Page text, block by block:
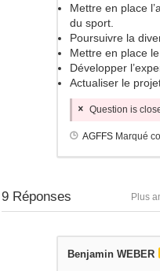
Mettre en place
du sport.
Poursuivre la
Mettre en place
Développer
Actualiser le
Question is
AGFFS Marqué
9 Réponses Plus
Benjamin WEBER